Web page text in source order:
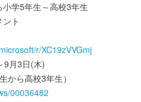
学5年生～高校3年生
ト
r/XC19zVVGmj
9月3日(木)
から高校3年生）
00036482